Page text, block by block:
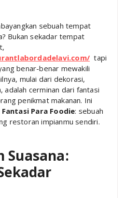
sebuah tempat
Bukan sekadar tempat
tapi
benar-benar mewakili
mulai dari dekorasi,
adalah cerminan dari fantasi
penikmat makanan. Ini
Fantasi Para Foodie: sebuah
restoran impianmu sendiri.
Suasana: